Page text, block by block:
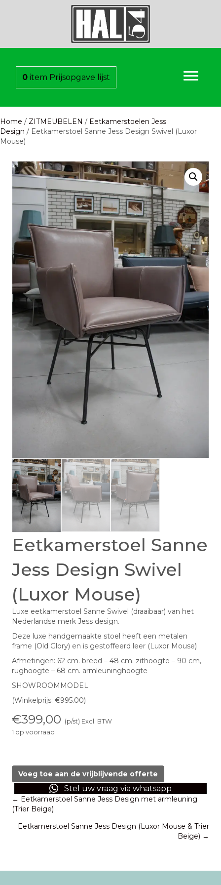
0 item Prijsopgave lijst
Home / ZITMEUBELEN / Eetkamerstoelen Jess
Design / Eetkamerstoel Sanne Jess Design Swivel (Luxor
Mouse)
Eetkamerstoel Sanne
Jess Design Swivel
(Luxor Mouse)
Luxe eetkamerstoel Sanne Swivel (draaibaar) van het
Nederlandse merk Jess design.
Deze luxe handgemaakte stoel heeft een metalen
frame (Old Glory) en is gestoffeerd leer (Luxor Mouse)
Afmetingen: 62 cm. breed – 48 cm. zithoogte – 90 cm,
rughoogte – 68 cm. armleuninghoogte
SHOWROOMMODEL
(Winkelprijs: €995.00)
€399,00 (p/st) Excl. BTW
1 op voorraad
Jess
Design
(Luxor
Mouse)
Voeg toe aan de vrijblijvende offerte
Stel uw vraag via whatsapp
Posts
navigation
← Eetkamerstoel Sanne Jess Design met armleuning
(Trier Beige)
Eetkamerstoel Sanne Jess Design (Luxor Mouse & Trier
Beige) →